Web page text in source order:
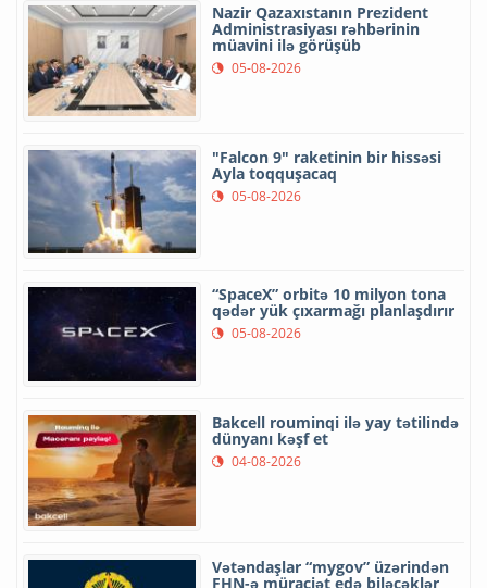
Nazir Qazaxıstanın Prezident
Administrasiyası rəhbərinin
müavini ilə görüşüb
05-08-2026
"Falcon 9" raketinin bir hissəsi
Ayla toqquşacaq
05-08-2026
“SpaceX” orbitə 10 milyon tona
qədər yük çıxarmağı planlaşdırır
05-08-2026
Bakcell rouminqi ilə yay tətilində
dünyanı kəşf et
04-08-2026
Vətəndaşlar “mygov” üzərindən
FHN-ə müraciət edə biləcəklər